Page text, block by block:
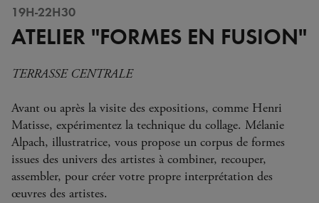
19H-22H30
ATELIER "FORMES EN FUSION"
TERRASSE CENTRALE
Avant ou après la visite des expositions, comme Henri
Matisse, expérimentez la technique du collage. Mélanie
Alpach, illustratrice, vous propose un corpus de formes
issues des univers des artistes à combiner, recouper,
assembler, pour créer votre propre interprétation des
œuvres des artistes.